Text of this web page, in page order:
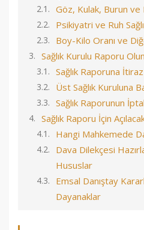
Göz, Kulak, Burun ve
Psikiyatri ve Ruh
Boy-Kilo Oranı ve
Sağlık Kurulu Raporu
Sağlık Raporuna İtiraz
Üst Sağlık Kuruluna
Sağlık Raporunun
Sağlık Raporu İçin
Hangi Mahkemede
Dava Dilekçesi
Hususlar
Emsal Danıştay
Dayanaklar